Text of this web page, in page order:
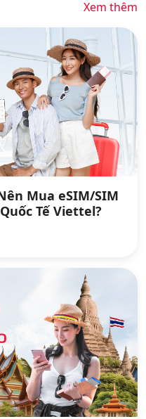
Xem thêm
Mua eSIM/SIM
Tế Viettel?